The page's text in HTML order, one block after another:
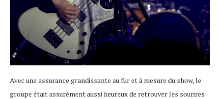
Avec une assurance grandissante au fur et à mesure du show, le
groupe était assurément aussi heureux de retrouver les sourires